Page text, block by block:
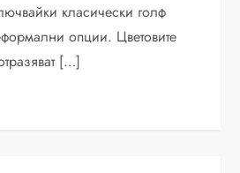
класически голф
опции. Цветовите
[…]